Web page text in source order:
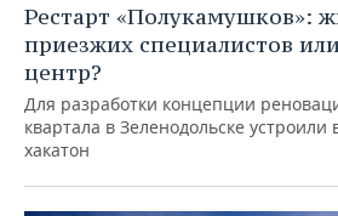
Рестарт «Полукамушков»:
приезжих специалистов
центр?
Для разработки концепции
квартала в Зеленодольске устроили
хакатон